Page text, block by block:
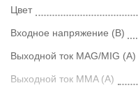
Цвет
Входное напряжение (В)
Выходной ток MAG/MIG (А)
Выходной ток MMA (А)